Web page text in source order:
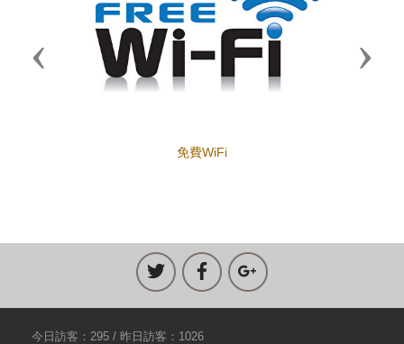
免費WiFi
Previous Next
今日訪客：295 / 昨日訪客：1026